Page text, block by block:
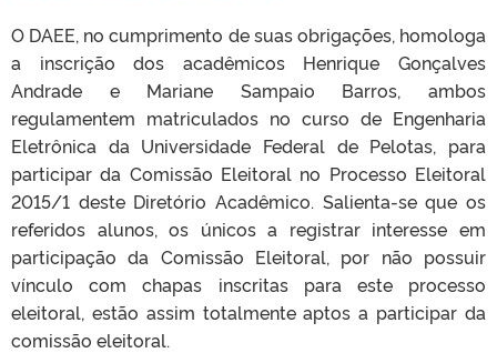
O DAEE, no cumprimento de suas obrigações, homologa
a inscrição dos acadêmicos Henrique Gonçalves
Andrade e Mariane Sampaio Barros, ambos
regulamentem matriculados no curso de Engenharia
Eletrônica da Universidade Federal de Pelotas, para
participar da Comissão Eleitoral no Processo Eleitoral
2015/1 deste Diretório Acadêmico. Salienta-se que os
referidos alunos, os únicos a registrar interesse em
participação da Comissão Eleitoral, por não possuir
vínculo com chapas inscritas para este processo
eleitoral, estão assim totalmente aptos a participar da
comissão eleitoral.